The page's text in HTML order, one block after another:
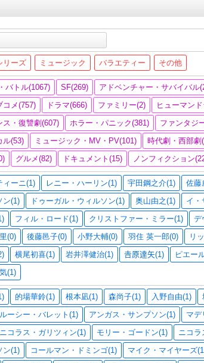
リーズ ミュージック バラエティー その他
バトル(1067) SF(269) アドベンチャー・サバイバル
コメ(757)
ドラマ(666) ファミリー(2)
ヒューマン
ス・復讐劇(607)
ホラー・パニック(381) ファンタジ
ル(53)
ミュージック・MV・PV(101) 時代劇・西部劇
グルメ(82) ドキュメント(15) ノンフィクション
ィーニ(1) レニー・ハーリン(1) 宇田鋼之介(1) 佐藤
ン(1)
ドゥーガル・ウィルソン(1) 奥山由之(1) イ・
フィル・ロード(1) クリストファー・ミラー(1) デ
(0) 後藤邑子(0) 小野大輔(0) 羽住 英一郎(0) リ
横尾初喜(1) 岩井澤健治(1) 𠮷原達矢(1) ピエー
(1)
的場華鈴(1) 根本凪(1) 森尚子(1) 入野自由(1)
ルーシー・バレット(1) アンガス・サンプソン(1) マデ
ニコラス・ガリツィン(1) モリー・ゴードン(1)
ニコラ
ン(1)
コールマン・ドミンゴ(1) マイク・マイヤーズ